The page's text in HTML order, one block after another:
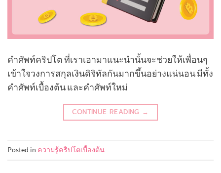
คำศัพท์คริปโต ที่เราเอามาแนะนำนั้นจะช่วยให้เพื่อนๆ
เข้าใจวงการสกุลเงินดิจิทัลกันมากขึ้นอย่างแน่นอน มีทั้ง
คำศัพท์เบื้องต้น และคำศัพท์ใหม่
CONTINUE READING →
Posted in ความรู้คริปโตเบื้องต้น